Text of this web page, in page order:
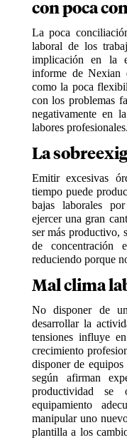
con poca
La poca
laboral de los
implicación en la
informe de Nexian
como la poca
con los problemas
negativamente en
labores profesionales.
La
Emitir excesivas
tiempo puede
bajas laborales
ejercer una gran
ser más productivo,
de concentración
reduciendo porque
Mal clima
No disponer de
desarrollar la
tensiones influye
crecimiento
disponer de
según afirman
productividad se
equipamiento
manipular uno
plantilla a los